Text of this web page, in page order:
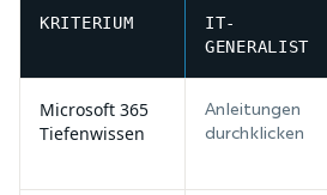
KRITERIUM
IT-
GENERALIST
Microsoft 365
Tiefenwissen
Anleitungen
durchklicken